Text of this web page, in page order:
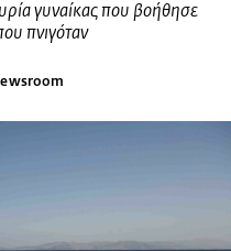
γυναίκας που βοήθησε
πνιγόταν